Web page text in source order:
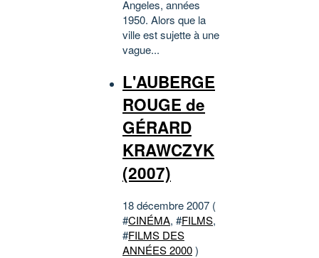
Angeles, années
1950. Alors que la
ville est sujette à une
vague...
L'AUBERGE
ROUGE de
GÉRARD
KRAWCZYK
(2007)
18 décembre 2007 (
#CINÉMA, #FILMS,
#FILMS DES
ANNÉES 2000)